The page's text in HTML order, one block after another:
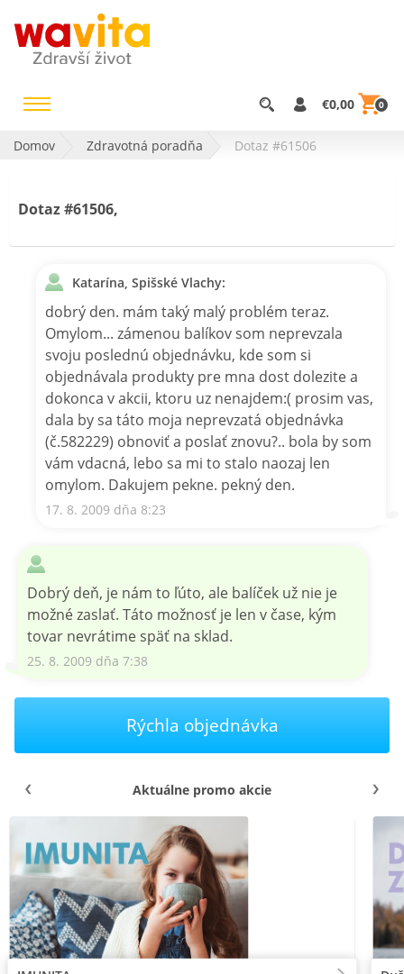
€0,00 0
Domov Zdravotná poradňa Dotaz #61506
Dotaz #61506,
Katarína, Spišské Vlachy:
dobrý den. mám taký malý problém teraz.
Omylom... zámenou balíkov som neprevzala
svoju poslednú objednávku, kde som si
objednávala produkty pre mna dost dolezite a
dokonca v akcii, ktoru uz nenajdem:( prosim vas,
dala by sa táto moja neprevzatá objednávka
(č.582229) obnoviť a poslať znovu?.. bola by som
vám vdacná, lebo sa mi to stalo naozaj len
omylom. Dakujem pekne. pekný den.
17. 8. 2009 dňa 8:23
Dobrý deň, je nám to ľúto, ale balíček už nie je
možné zaslať. Táto možnosť je len v čase, kým
tovar nevrátime späť na sklad.
25. 8. 2009 dňa 7:38
Rýchla objednávka
Aktuálne promo akcie